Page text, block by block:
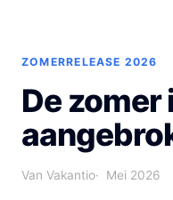
ZOMERRELEASE 2026
De zomer
Van Vakantio Mei 2026